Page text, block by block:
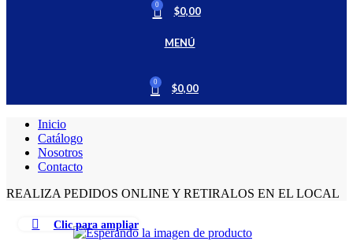
0 $0,00
MENÚ
0 $0,00
Inicio
Catálogo
Nosotros
Contacto
REALIZA PEDIDOS ONLINE Y RETIRALOS EN EL LOCAL
Clic para ampliar